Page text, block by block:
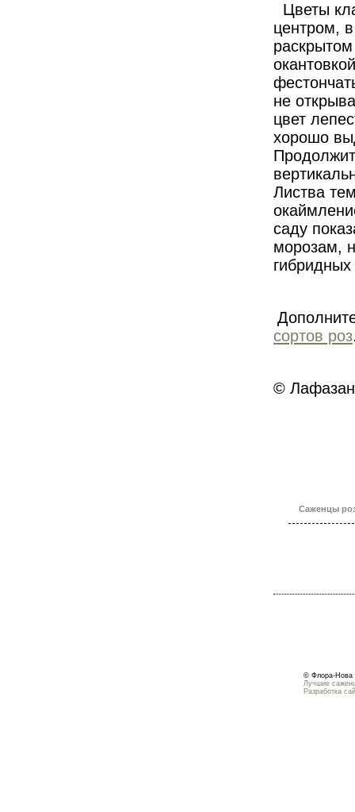
Цветы
центром,
не
цвет
хорошо
Листва
саду
морозам,
сортов роз
©
Саженцы
© Флора-Нова
Лучшие
Разработка